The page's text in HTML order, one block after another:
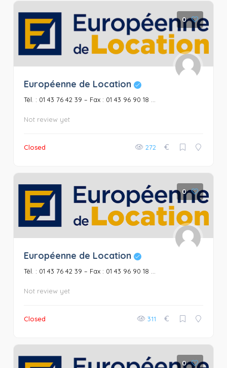
0
Européenne de Location
Tél. : 01 43 76 42 39 – Fax : 01 43 96 90 18 ...
Not review yet
Closed 272 €
0
Européenne de Location
Tél. : 01 43 76 42 39 – Fax : 01 43 96 90 18 ...
Not review yet
Closed 311 €
0